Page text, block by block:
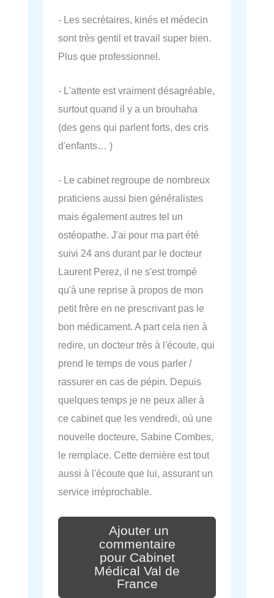
- Les secrétaires, kinés et médecin
sont très gentil et travail super bien.
Plus que professionnel.
- L'attente est vraiment désagréable,
surtout quand il y a un brouhaha
(des gens qui parlent forts, des cris
d'enfants… )
- Le cabinet regroupe de nombreux
praticiens aussi bien généralistes
mais également autres tel un
ostéopathe. J'ai pour ma part été
suivi 24 ans durant par le docteur
Laurent Perez, il ne s'est trompé
qu'à une reprise à propos de mon
petit frère en ne prescrivant pas le
bon médicament. A part cela rien à
redire, un docteur très à l'écoute, qui
prend le temps de vous parler /
rassurer en cas de pépin. Depuis
quelques temps je ne peux aller à
ce cabinet que les vendredi, où une
nouvelle docteure, Sabine Combes,
le remplace. Cette dernière est tout
aussi à l'écoute que lui, assurant un
service irréprochable.
Ajouter un
commentaire
pour Cabinet
Médical Val de
France